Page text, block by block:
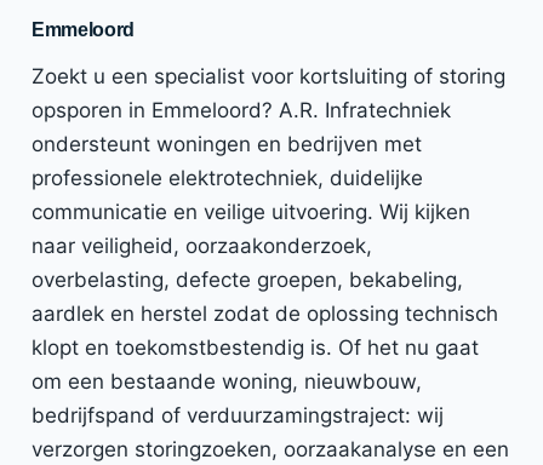
Emmeloord
Zoekt u een specialist voor kortsluiting of storing
opsporen in Emmeloord? A.R. Infratechniek
ondersteunt woningen en bedrijven met
professionele elektrotechniek, duidelijke
communicatie en veilige uitvoering. Wij kijken
naar veiligheid, oorzaakonderzoek,
overbelasting, defecte groepen, bekabeling,
aardlek en herstel zodat de oplossing technisch
klopt en toekomstbestendig is. Of het nu gaat
om een bestaande woning, nieuwbouw,
bedrijfspand of verduurzamingstraject: wij
verzorgen storingzoeken, oorzaakanalyse en een